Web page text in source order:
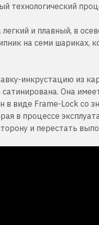
технологический
и плавный, в
на семи шариках,
инкрустацию из
сатинирована. Она
виде Frame-Lock со
в процессе
и перестать